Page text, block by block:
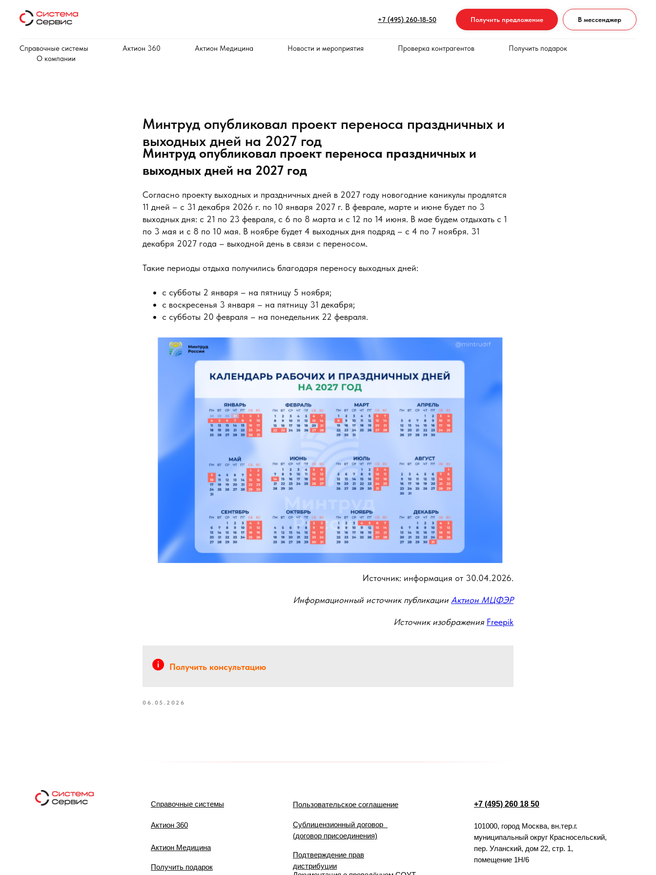
+7 (495) 260-18-50 Получить предложение В мессенджер
Справочные системы Актион 360 Актион Медицина Новости и мероприятия Проверка контрагентов
Получить подарок
О компании
Минтруд опубликовал проект переноса праздничных и
выходных дней на 2027 год
Минтруд опубликовал проект переноса праздничных и
выходных дней на 2027 год
Согласно проекту выходных и праздничных дней в 2027 году новогодние каникулы продлятся
11 дней – с 31 декабря 2026 г. по 10 января 2027 г. В феврале, марте и июне будет по 3
выходных дня: с 21 по 23 февраля, с 6 по 8 марта и с 12 по 14 июня. В мае будем отдыхать с 1
по 3 мая и с 8 по 10 мая. В ноябре будет 4 выходных дня подряд – с 4 по 7 ноября. 31
декабря 2027 года – выходной день в связи с переносом.
Такие периоды отдыха получились благодаря переносу выходных дней:
с субботы 2 января – на пятницу 5 ноября;
с воскресенья 3 января – на пятницу 31 декабря;
с субботы 20 февраля – на понедельник 22 февраля.
Источник: информация от 30.04.2026.
Информационный источник публикации Актион МЦФЭР
Источник изображения Freepik
Получить консультацию
06.05.2026
+7 (495) 260 18 50
101000, город Москва, вн.тер.г.
муниципальный округ Красносельский,
пер. Уланский, дом 22, стр. 1,
помещение 1Н/6
Справочные системы
Актион 360
Актион Медицина
Получить подарок
Пользовательское соглашение
Сублицензионный договор
(договор присоединения)
Подтверждение прав
дистрибуции